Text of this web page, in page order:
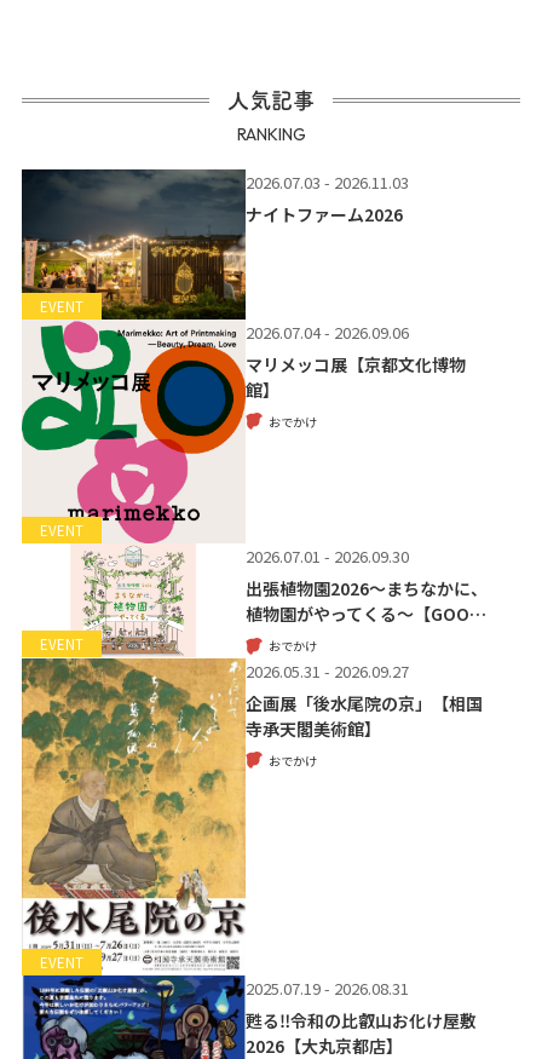
人気記事
RANKING
EVENT
2026.07.03 - 2026.11.03
ナイトファーム2026
EVENT
2026.07.04 - 2026.09.06
マリメッコ展【京都文化博物
館】
おでかけ
EVENT
2026.07.01 - 2026.09.30
出張植物園2026～まちなかに、
植物園がやってくる～【GOO…
おでかけ
EVENT
2026.05.31 - 2026.09.27
企画展「後水尾院の京」【相国
寺承天閣美術館】
おでかけ
2025.07.19 - 2026.08.31
甦る‼令和の比叡山お化け屋敷
2026【大丸京都店】